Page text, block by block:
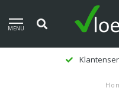
MENU